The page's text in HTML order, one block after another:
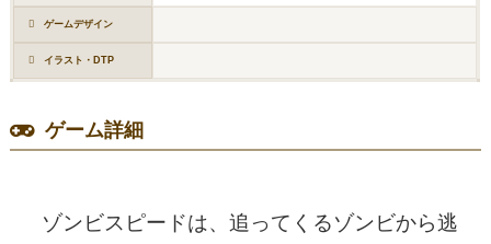
ゲームデザイン
イラスト・DTP
ゲーム詳細
ゾンビスピードは、追ってくるゾンビから逃